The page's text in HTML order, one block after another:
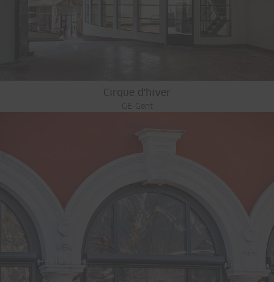
Cirque d'hiver
GE-Gent